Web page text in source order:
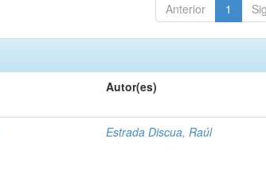
Anterior 1
Autor(es)
Estrada Discua, Raúl